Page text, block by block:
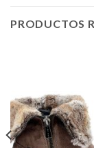
PRODUCTOS